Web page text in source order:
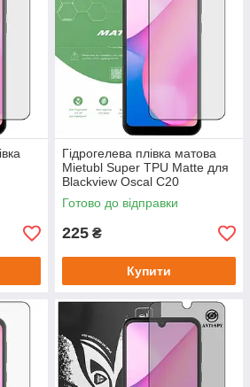
Гідрогелева плівка матова
Mietubl Super TPU Matte для
Blackview Oscal C20
Готово до відправки
225 ₴
Купити